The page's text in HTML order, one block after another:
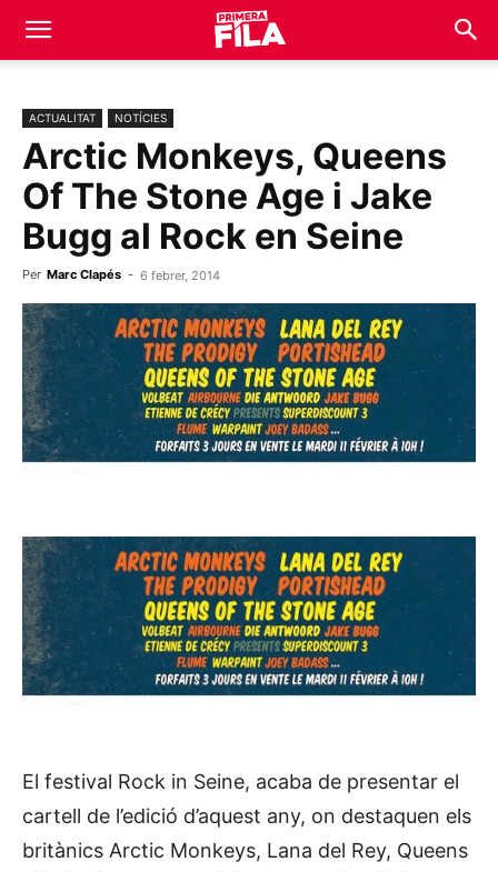
ACTUALITAT NOTÍCIES
Arctic Monkeys, Queens
Of The Stone Age i Jake
Bugg al Rock en Seine
Per Marc Clapés - 6 febrer, 2014
El festival Rock in Seine, acaba de presentar el
cartell de l’edició d’aquest any, on destaquen els
britànics Arctic Monkeys, Lana del Rey, Queens